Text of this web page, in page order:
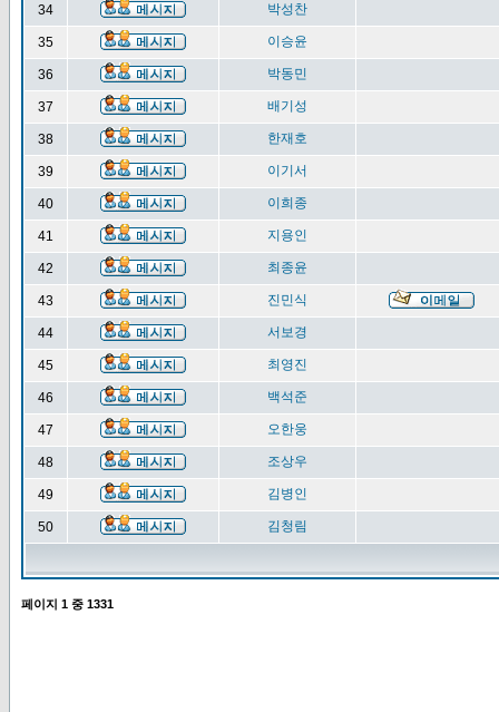
34 박성찬
35 이승윤
36 박동민
37 배기성
38 한재호
39 이기서
40 이희종
41 지용인
42 최종윤
43 진민식
44 서보경
45 최영진
46 백석준
47 오한웅
48 조상우
49 김병인
50 김청림
페이지 1 중 1331